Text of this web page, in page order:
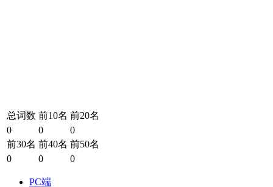
总词数 前10名 前20名
0
0
0
前30名 前40名 前50名
0
0 0
PC端